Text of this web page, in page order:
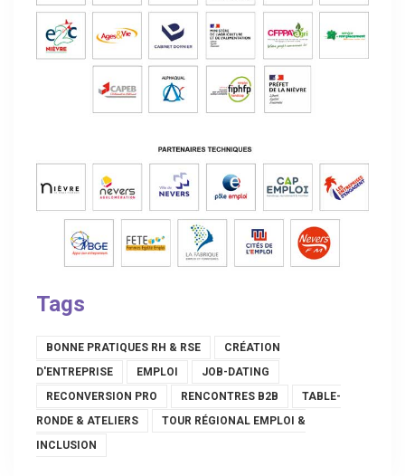
Tags
BONNE PRATIQUES RH & RSE
CRÉATION
D'ENTREPRISE
EMPLOI
JOB-DATING
RECONVERSION PRO
RENCONTRES B2B
TABLE-
RONDE & ATELIERS
TOUR RÉGIONAL EMPLOI &
INCLUSION